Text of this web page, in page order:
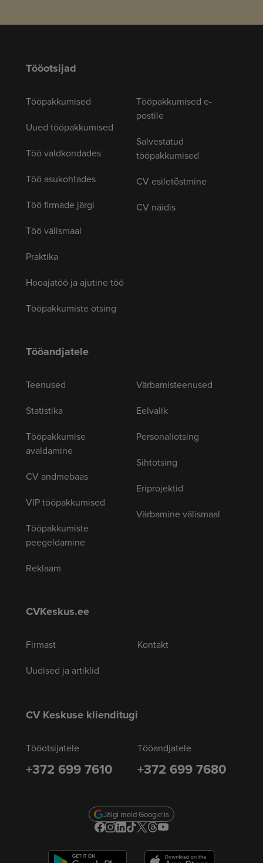
Tööotsijad
Tööpakkumised
Uued tööpakkumised
Töö valdkondades
Töö asukohtades
Töö firmade järgi
Töö välismaal
Praktika
Hooajatöö ja ajutine töö
Tööpakkumiste otsing
Tööpakkumised e-
postile
Salvestatud
tööpakkumised
CV esiletõstmine
CV näidis
Tööandjatele
Teenused
Statistika
Tööpakkumise
avaldamine
CV andmebaas
VIP tööpakkumised
Tööpakkumiste
peegeldamine
Reklaam
Värbamisteenused
Eelvalik
Personaliotsing
Sihtotsing
Eriprojektid
Värbamine välismaal
CVKeskus.ee
Firmast
Uudised ja artiklid
Kontakt
CV Keskuse klienditugi
Tööotsijatele
+372 699 7610
Tööandjatele
+372 699 7680
Jälgi meid Google'is